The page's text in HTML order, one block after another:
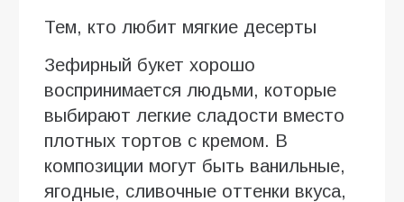
Тем, кто любит мягкие десерты
Зефирный букет хорошо
воспринимается людьми, которые
выбирают легкие сладости вместо
плотных тортов с кремом. В
композиции могут быть ванильные,
ягодные, сливочные оттенки вкуса,